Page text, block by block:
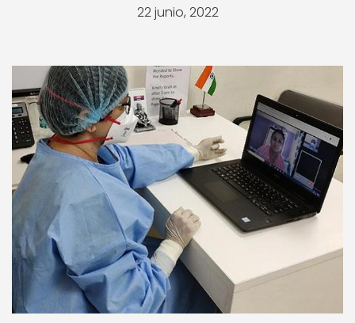
22 junio, 2022